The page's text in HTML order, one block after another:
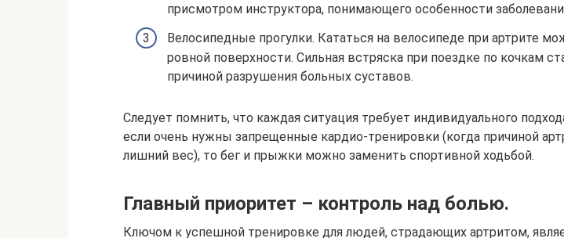
присмотром инструктора, понимающего особенности
Велосипедные прогулки. Кататься на велосипеде при артрите
ровной поверхности. Сильная встряска при поездке по кочкам
причиной разрушения больных суставов.
Следует помнить, что каждая ситуация требует индивидуального
если очень нужны запрещенные кардио-тренировки (когда причиной
лишний вес), то бег и прыжки можно заменить спортивной ходьбой.
Главный приоритет – контроль над болью.
Ключом к успешной тренировке для людей, страдающих артритом,